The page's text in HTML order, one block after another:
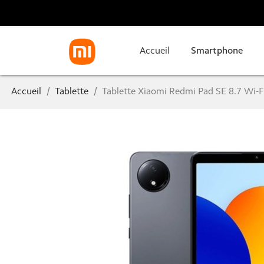
Accueil Smartphone
Accueil Tablette Tablette Xiaomi Redmi Pad SE 8.7 Wi-